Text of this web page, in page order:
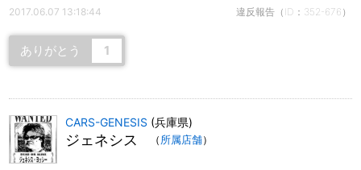
2017.06.07 13:18:44 違反報告（ID：352-676）
ありがとう 1
CARS-GENESIS (兵庫県)
ジェネシス （ 所属店舗）